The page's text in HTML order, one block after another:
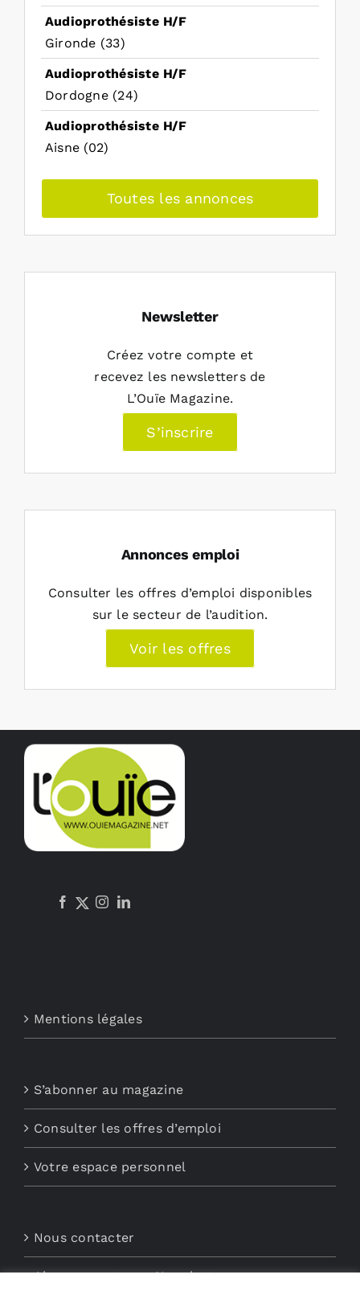
Audioprothésiste H/F
Gironde (33)
Audioprothésiste H/F
Dordogne (24)
Audioprothésiste H/F
Aisne (02)
Toutes les annonces
Newsletter
Créez votre compte et
recevez les newsletters de
L’Ouïe Magazine.
S’inscrire
Annonces emploi
Consulter les offres d’emploi disponibles
sur le secteur de l’audition.
Voir les offres
Mentions légales
S’abonner au magazine
Consulter les offres d’emploi
Votre espace personnel
Nous contacter
Abonnements aux Newsletters